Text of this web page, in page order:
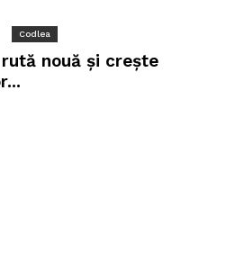
Codlea
nouă și crește